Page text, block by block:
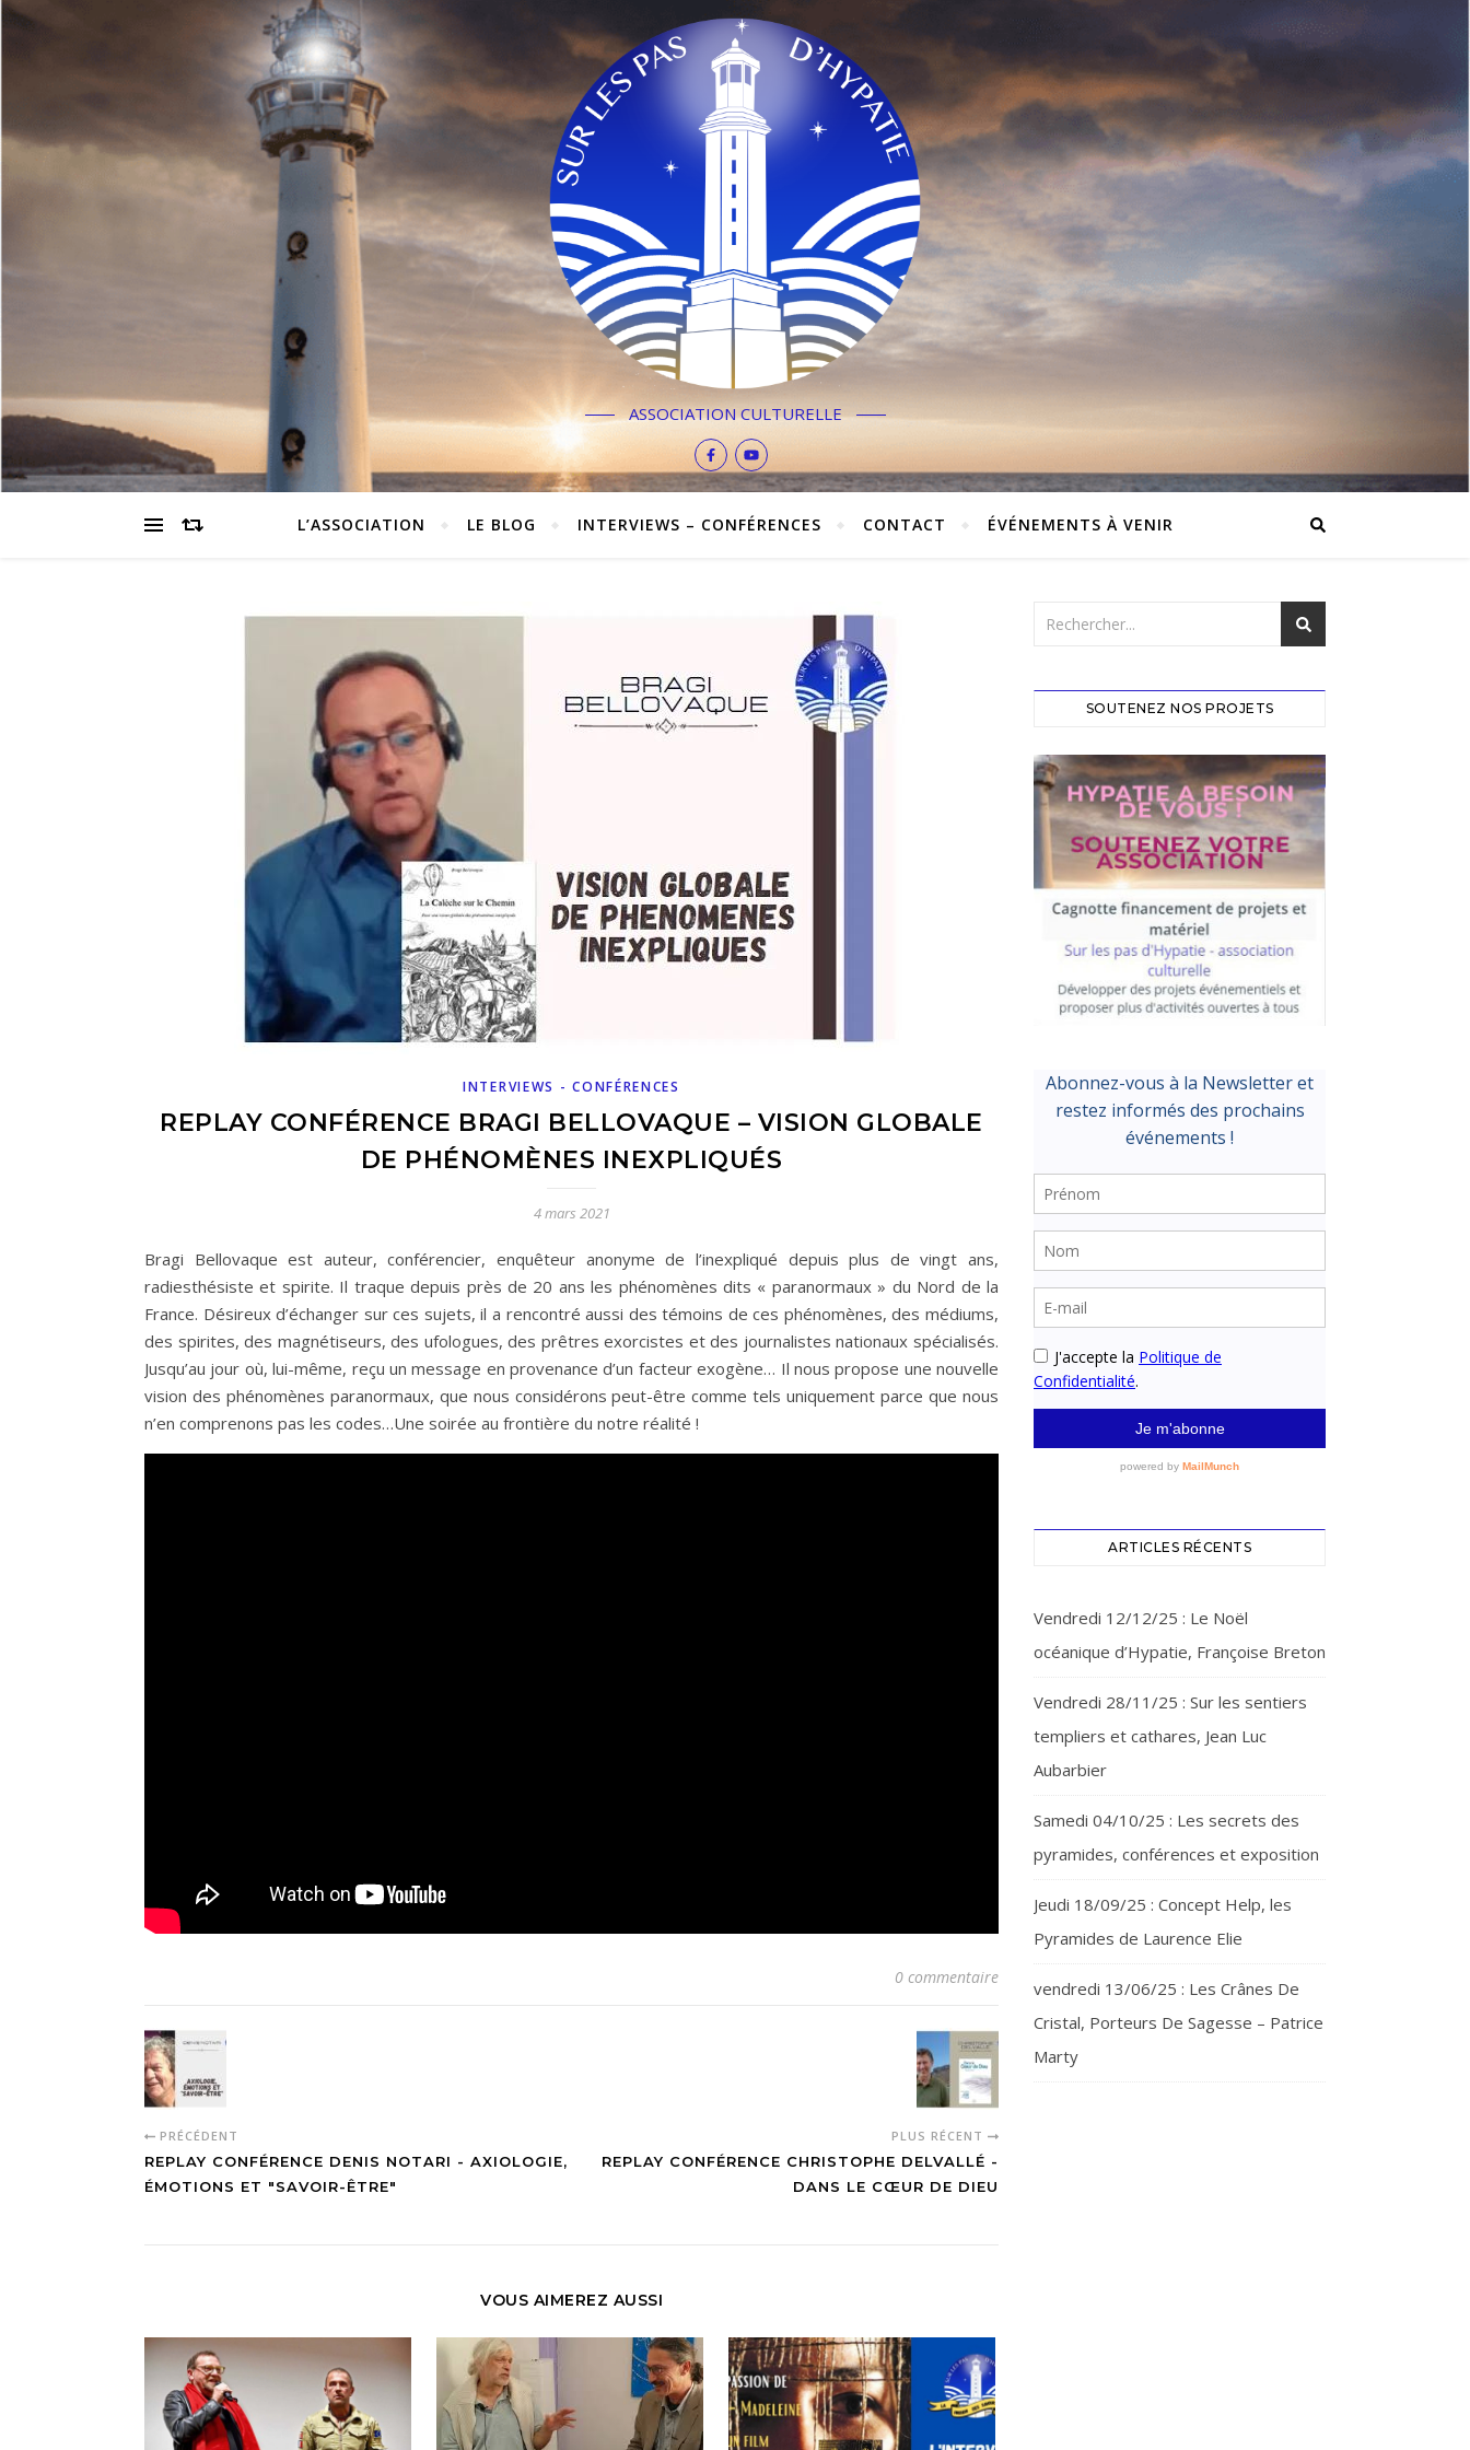
ASSOCIATION CULTURELLE
L’ASSOCIATION LE BLOG INTERVIEWS – CONFÉRENCES CONTACT ÉVÉNEMENTS À VENIR
INTERVIEWS - CONFÉRENCES
REPLAY CONFÉRENCE BRAGI BELLOVAQUE – VISION GLOBALE
DE PHÉNOMÈNES INEXPLIQUÉS
4 mars 2021
Bragi Bellovaque est auteur, conférencier, enquêteur anonyme de l’inexpliqué depuis plus de vingt ans,
radiesthésiste et spirite. Il traque depuis près de 20 ans les phénomènes dits « paranormaux » du Nord de la
France. Désireux d’échanger sur ces sujets, il a rencontré aussi des témoins de ces phénomènes, des médiums,
des spirites, des magnétiseurs, des ufologues, des prêtres exorcistes et des journalistes nationaux spécialisés.
Jusqu’au jour où, lui-même, reçu un message en provenance d’un facteur exogène… Il nous propose une nouvelle
vision des phénomènes paranormaux, que nous considérons peut-être comme tels uniquement parce que nous
n’en comprenons pas les codes…Une soirée au frontière du notre réalité !
0 commentaire
PRÉCÉDENT
REPLAY CONFÉRENCE DENIS NOTARI - AXIOLOGIE,
ÉMOTIONS ET "SAVOIR-ÊTRE"
PLUS RÉCENT
REPLAY CONFÉRENCE CHRISTOPHE DELVALLÉ -
DANS LE CŒUR DE DIEU
VOUS AIMEREZ AUSSI
SOUTENEZ NOS PROJETS
ARTICLES RÉCENTS
Vendredi 12/12/25 : Le Noël
océanique d’Hypatie, Françoise Breton
Vendredi 28/11/25 : Sur les sentiers
templiers et cathares, Jean Luc
Aubarbier
Samedi 04/10/25 : Les secrets des
pyramides, conférences et exposition
Jeudi 18/09/25 : Concept Help, les
Pyramides de Laurence Elie
vendredi 13/06/25 : Les Crânes De
Cristal, Porteurs De Sagesse – Patrice
Marty